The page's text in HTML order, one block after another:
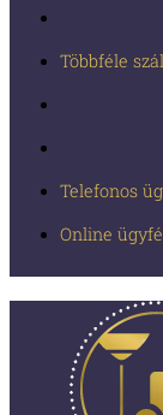
Többféle
Telefonos
Online